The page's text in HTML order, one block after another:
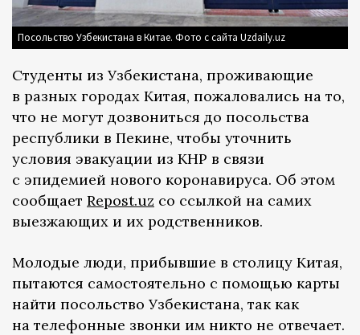
Посольство Узбекистана в Китае. Фото с сайта Uzdaily.uz
Студенты из Узбекистана, проживающие
в разных городах Китая, пожаловались на то,
что не могут дозвониться до посольства
республики в Пекине, чтобы уточнить
условия эвакуации из КНР в связи
с эпидемией нового коронавируса. Об этом
сообщает Repost.uz со ссылкой на самих
выезжающих и их родственников.
Молодые люди, прибывшие в столицу Китая,
пытаются самостоятельно с помощью карты
найти посольство Узбекистана, так как
на телефонные звонки им никто не отвечает.